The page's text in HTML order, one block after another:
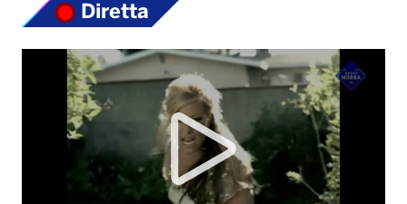
Diretta